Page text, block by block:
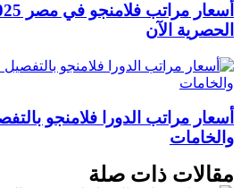
الحصرية الآن
أسعار مراتب الدورا فلامنجو
والخامات
مقالات ذات صلة